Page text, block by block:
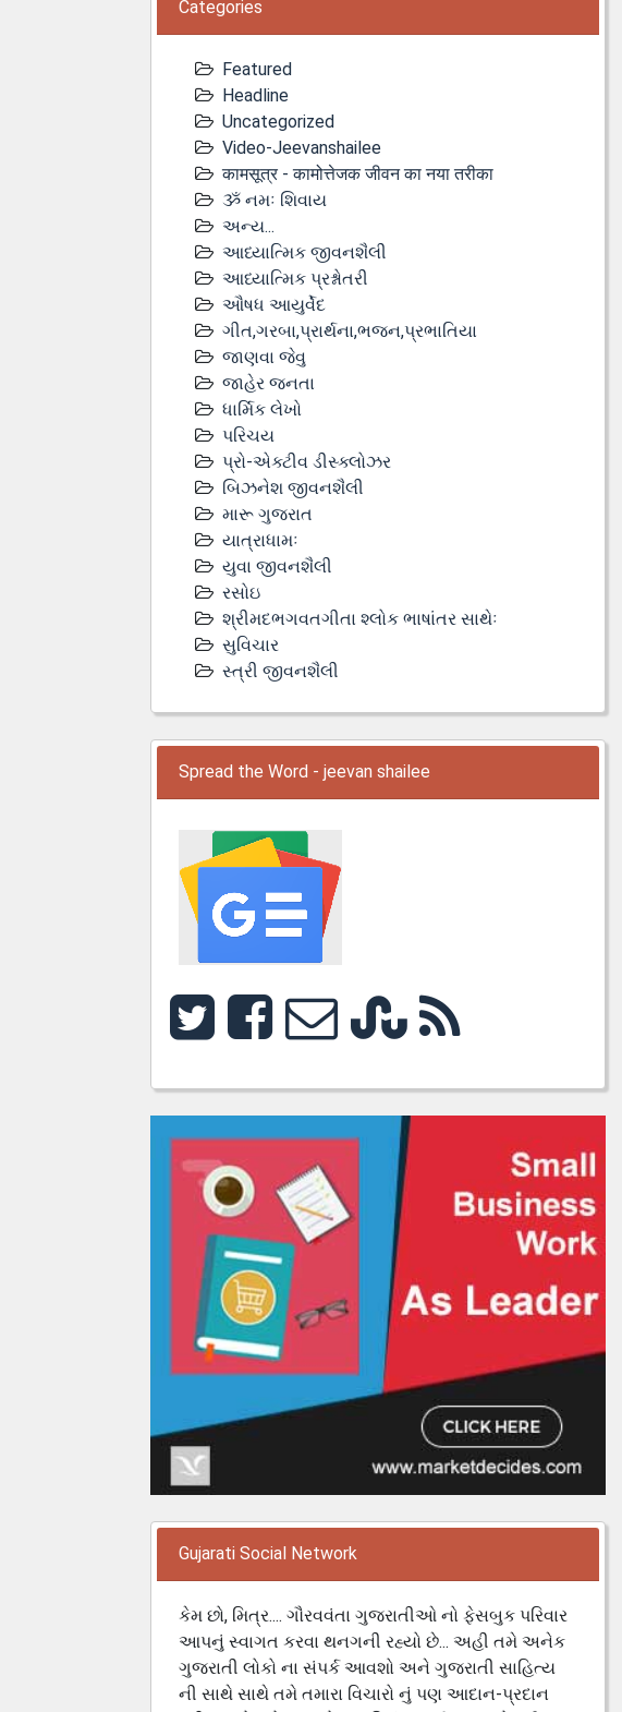
Categories
Featured
Headline
Uncategorized
Video-Jeevanshailee
कामसूत्र - कामोत्तेजक जीवन का नया तरीका
ૐ નમઃ શિવાય
અન્ય...
આધ્યાત્મિક જીવનશૈલી
આધ્યાત્મિક પ્રશ્નોતરી
ઔષધ આયુર્વેદ
ગીત,ગરબા,પ્રાર્થના,ભજન,પ્રભાતિયા
જાણવા જેવુ
જાહેર જનતા
ધાર્મિક લેખો
પરિચય
પ્રો-એક્ટીવ ડીસ્‍ક્લોઝર
બિઝનેશ જીવનશૈલી
મારૂ ગુજરાત
યાત્રાધામઃ
યુવા જીવનશૈલી
રસોઇ
શ્રીમદભગવતગીતા શ્લોક ભાષાંતર સાથેઃ
સુવિચાર
સ્ત્રી જીવનશૈલી
Spread the Word - jeevan shailee
Gujarati Social Network
કેમ છો, મિત્ર.... ગૌરવવંતા ગુજરાતીઓ નો ફેસબુક પરિવાર
આપનું સ્વાગત કરવા થનગની રહ્યો છે... અહી તમે અનેક
ગુજરાતી લોકો ના સંપર્ક આવશો અને ગુજરાતી સાહિત્ય
ની સાથે સાથે તમે તમારા વિચારો નું પણ આદાન-પ્રદાન